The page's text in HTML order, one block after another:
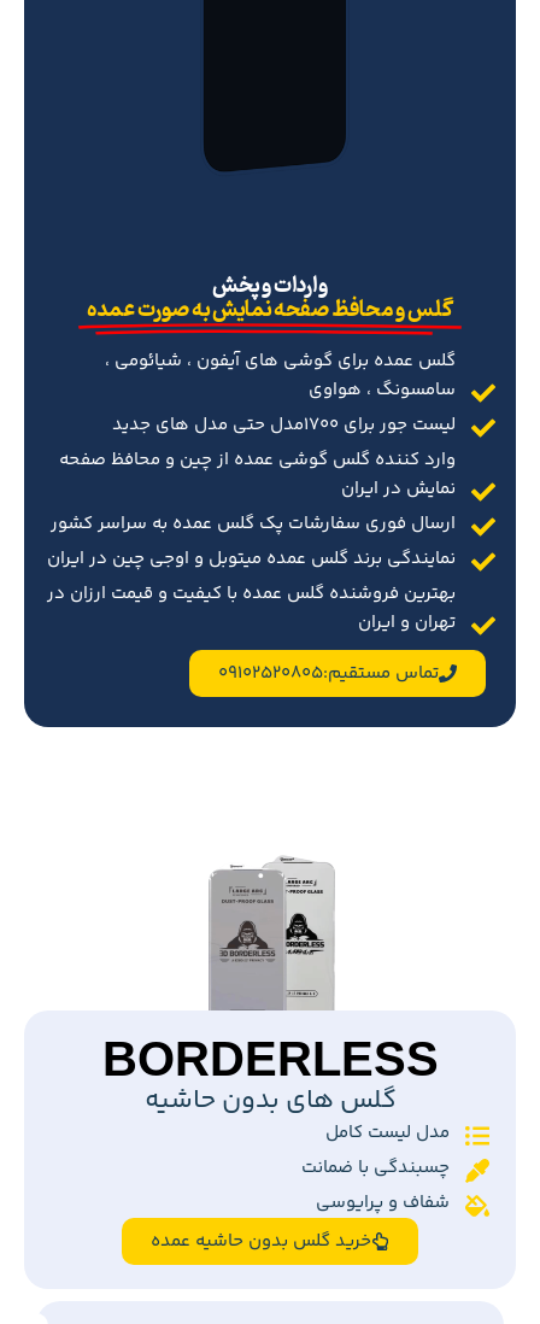
‌واردات و پخش
گلس و محافظ صفحه نمایش به صورت عمده
گلس عمده برای گوشی های آیفون ، شیائومی ،
سامسونگ ، هواوی
لیست جور برای 1700مدل حتی مدل های جدید
وارد کننده گلس گوشی عمده از چین و محافظ صفحه
نمایش در ایران
ارسال فوری سفارشات پک گلس عمده به سراسر کشور
نمایندگی برند گلس عمده میتوبل و اوجی چین در ایران
بهترین فروشنده گلس عمده با کیفیت و قیمت ارزان در
تهران و ایران
تماس مستقیم:09102520805
BORDERLESS
گلس های بدون حاشیه
مدل لیست کامل
چسبندگی با ضمانت
شفاف و پرایوسی
خرید گلس بدون حاشیه عمده